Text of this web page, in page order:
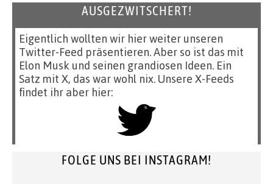
AUSGEZWITSCHERT!
Eigentlich wollten wir hier weiter unseren
Twitter-Feed präsentieren. Aber so ist das mit
Elon Musk und seinen grandiosen Ideen. Ein
Satz mit X, das war wohl nix. Unsere X-Feeds
findet ihr aber hier:
FOLGE UNS BEI INSTAGRAM!